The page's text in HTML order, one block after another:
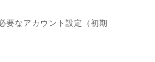
要なアカウント設定（初期